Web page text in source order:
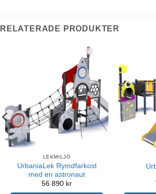
RELATERADE PRODUKTER
LEKMILJÖ
UrbaniaLek Rymdfarkost
med en astronaut
56 890 kr